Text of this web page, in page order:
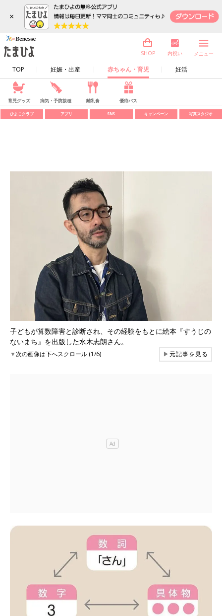
×
TOP 妊娠・出産 赤ちゃん・育児 妊活
SHOP 内祝い メニュー
育児グッズ 病気・予防接種 離乳食 優待パス
ひよこクラブ アプリ SNS キャンペーン 写真スタジオ
子どもが算数障害と診断され、その経験をもとに絵本『すうじの
ないまち』を出版した水木志朗さん。
▼次の画像は下へスクロール (1/6) ▶元記事を見る